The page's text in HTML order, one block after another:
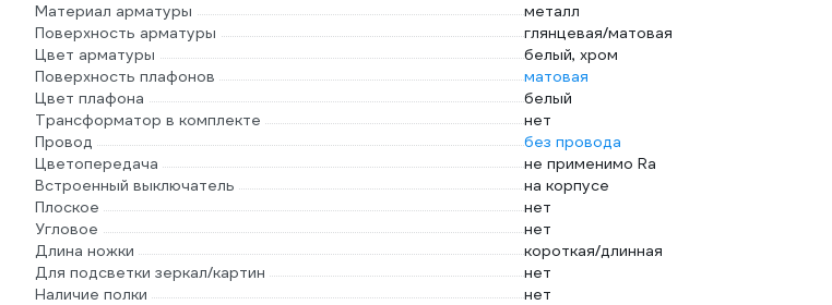
Материал арматуры
металл
Поверхность арматуры
глянцевая/матовая
Цвет арматуры
белый, хром
Поверхность плафонов
матовая
Цвет плафона
белый
Трансформатор в комплекте
нет
Провод
без провода
Цветопередача
не применимо Ra
Встроенный выключатель
на корпусе
Плоское
нет
Угловое
нет
Длина ножки
короткая/длинная
Для подсветки зеркал/картин
нет
Наличие полки
нет